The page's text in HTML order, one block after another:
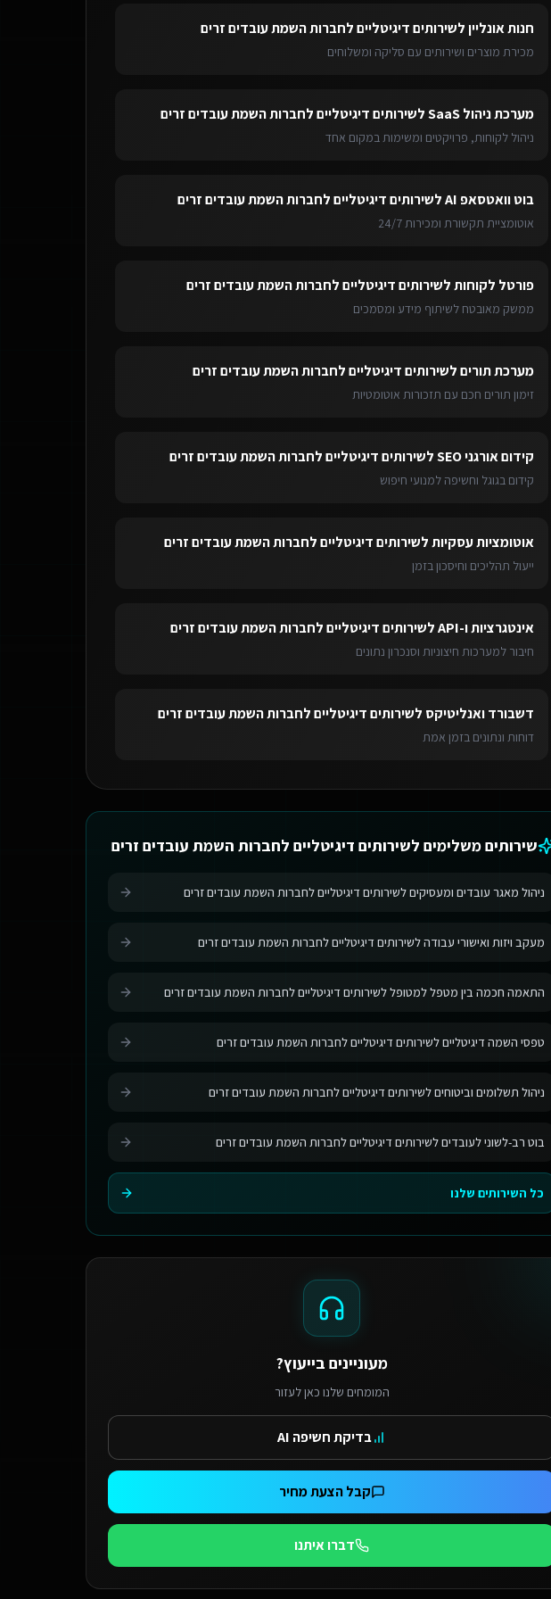
חנות אונלייןלשירותים דיגיטליים לחברות השמת עובדים זרים
מכירת מוצרים ושירותים עם סליקה ומשלוחים
מערכת ניהול SaaS לשירותים דיגיטליים לחברות השמת עובדים זרים
ניהול לקוחות, פרויקטים ומשימות במקום אחד
בוט וואטסאפ AI לשירותים דיגיטליים לחברות השמת עובדים זרים
אוטומציית תקשורת ומכירות 24/7
פורטל לקוחותלשירותים דיגיטליים לחברות השמת עובדים זרים
ממשק מאובטח לשיתוף מידע ומסמכים
מערכת תוריםלשירותים דיגיטליים לחברות השמת עובדים זרים
זימון תורים חכם עם תזכורות אוטומטיות
קידום אורגני SEO לשירותים דיגיטליים לחברות השמת עובדים זרים
קידום בגוגל וחשיפה למנועי חיפוש
אוטומציות עסקיותלשירותים דיגיטליים לחברות השמת עובדים זרים
ייעול תהליכים וחיסכון בזמן
אינטגרציות ו-API לשירותים דיגיטליים לחברות השמת עובדים זרים
חיבור למערכות חיצוניות וסנכרון נתונים
דשבורד ואנליטיקס לשירותים דיגיטליים לחברות השמת עובדים זרים
דוחות ונתונים בזמן אמת
שירותים משלימים לשירותים דיגיטליים לחברות השמת עובדים זרים
ניהול מאגר עובדים ומעסיקים לשירותים דיגיטליים לחברות השמת עובדים זרים
מעקב ויזות ואישורי עבודה לשירותים דיגיטליים לחברות השמת עובדים זרים
התאמה חכמה בין מטפל למטופל לשירותים דיגיטליים לחברות השמת עובדים זרים
טפסי השמה דיגיטליים לשירותים דיגיטליים לחברות השמת עובדים זרים
ניהול תשלומים וביטוחים לשירותים דיגיטליים לחברות השמת עובדים זרים
בוט רב-לשוני לעובדים לשירותים דיגיטליים לחברות השמת עובדים זרים
כל השירותים שלנו
מעוניינים בייעוץ?
המומחים שלנו כאן לעזור
בדיקת חשיפה AI
קבל הצעת מחיר
דברו איתנו